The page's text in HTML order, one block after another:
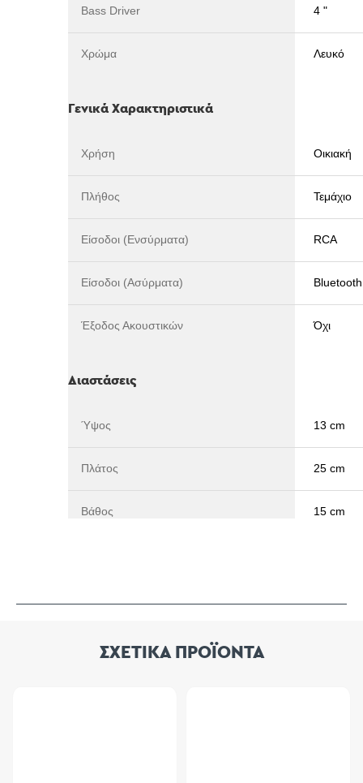
Bass Driver 4 "
Χρώμα Λευκό
Γενικά Χαρακτηριστικά
Χρήση Οικιακή
Πλήθος Τεμάχιο
Είσοδοι (Ενσύρματα) RCA
Είσοδοι (Ασύρματα)
Έξοδος Ακουστικών Όχι
Διαστάσεις
Ύψος 13 cm
Πλάτος 25 cm
Βάθος 15 cm
ΣΧΕΤΙΚΑ ΠΡΟΪΟΝΤΑ